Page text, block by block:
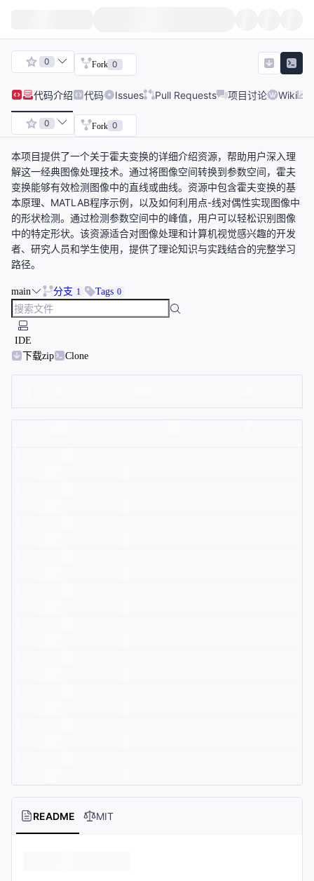
0 Fork 0
代码介绍 代码 Issues Pull Requests 项目讨论 Wiki
0 Fork 0
本项目提供了一个关于霍夫变换的详细介绍资源，帮助用户深入理
解这一经典图像处理技术。通过将图像空间转换到参数空间，霍夫
变换能够有效检测图像中的直线或曲线。资源中包含霍夫变换的基
本原理、MATLAB程序示例，以及如何利用点-线对偶性实现图像中
的形状检测。通过检测参数空间中的峰值，用户可以轻松识别图像
中的特定形状。该资源适合对图像处理和计算机视觉感兴趣的开发
者、研究人员和学生使用，提供了理论知识与实践结合的完整学习
路径。
main 分支 1 Tags 0
IDE
下载zip
Clone
README MIT